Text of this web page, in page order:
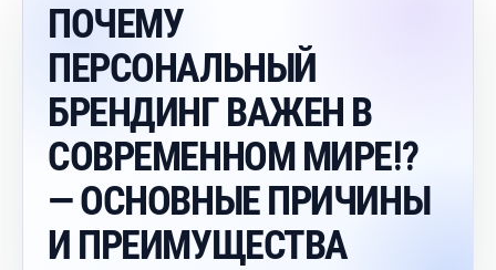
ПОЧЕМУ
ПЕРСОНАЛЬНЫЙ
БРЕНДИНГ ВАЖЕН
СОВРЕМЕННОМ МИРЕ⁉️
— ОСНОВНЫЕ ПРИЧИНЫ
И ПРЕИМУЩЕСТВА